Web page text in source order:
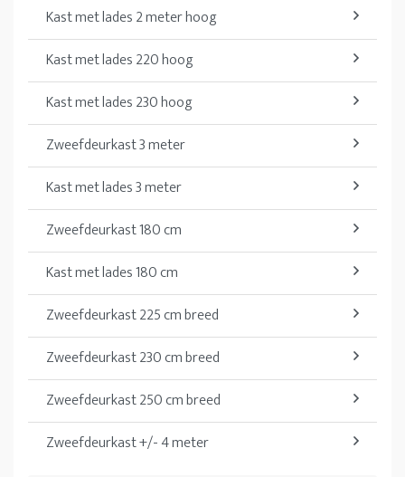
Kast met lades 2 meter hoog
Kast met lades 220 hoog
Kast met lades 230 hoog
Zweefdeurkast 3 meter
Kast met lades 3 meter
Zweefdeurkast 180 cm
Kast met lades 180 cm
Zweefdeurkast 225 cm breed
Zweefdeurkast 230 cm breed
Zweefdeurkast 250 cm breed
Zweefdeurkast +/- 4 meter